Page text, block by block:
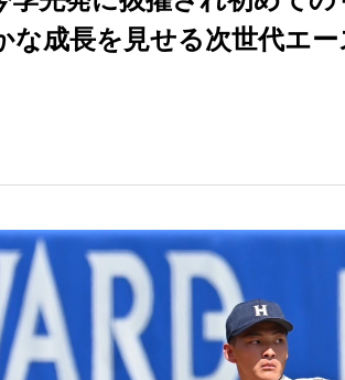
な成長を見せる次世代エ